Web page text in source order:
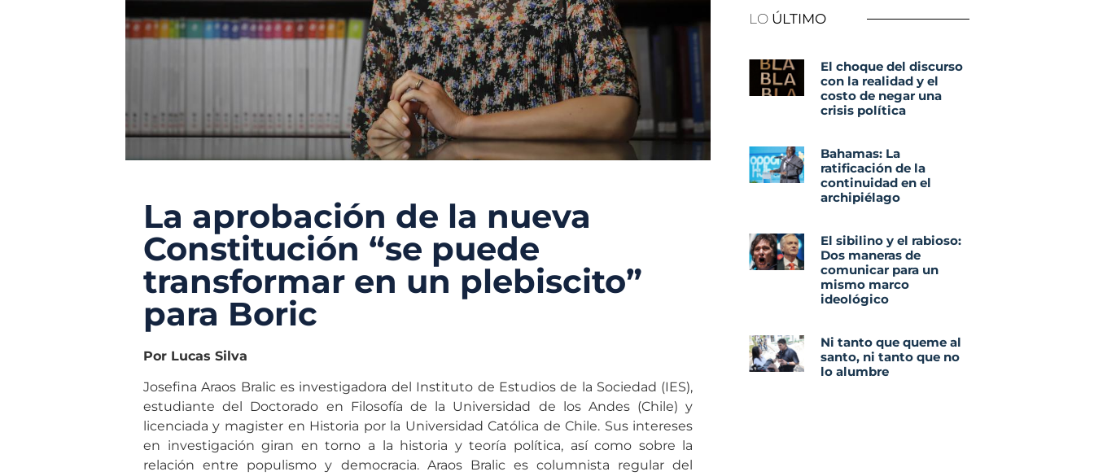
La aprobación de la nueva
Constitución “se puede
transformar en un plebiscito”
para Boric
Por Lucas Silva
Josefina Araos Bralic es investigadora del Instituto de Estudios de la Sociedad (IES),
estudiante del Doctorado en Filosofía de la Universidad de los Andes (Chile) y
licenciada y magister en Historia por la Universidad Católica de Chile. Sus intereses
en investigación giran en torno a la historia y teoría política, así como sobre la
relación entre populismo y democracia. Araos Bralic es columnista regular del
LO ÚLTIMO
El choque del discurso
con la realidad y el
costo de negar una
crisis política
Bahamas: La
ratificación de la
continuidad en el
archipiélago
El sibilino y el rabioso:
Dos maneras de
comunicar para un
mismo marco
ideológico
Ni tanto que queme al
santo, ni tanto que no
lo alumbre